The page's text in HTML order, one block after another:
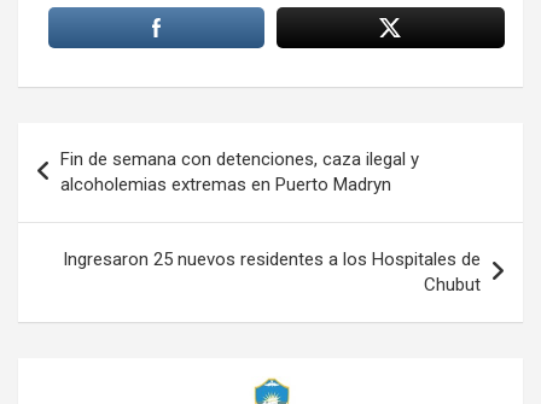
de
entradas
Fin de semana con detenciones, caza ilegal y
alcoholemias extremas en Puerto Madryn
Ingresaron 25 nuevos residentes a los Hospitales de
Chubut